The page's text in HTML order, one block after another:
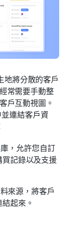
地將分散的客戶
常需要手動整
戶互動視圖。
連結客戶資
，允許您自訂
記錄以及支援
來源，將客戶
起來。